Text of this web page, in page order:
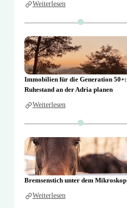
Weiterlesen
Immobilien für die Generation 50+:
Ruhestand an der Adria planen
Weiterlesen
Bremsenstich unter dem Mikroskop
Weiterlesen